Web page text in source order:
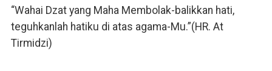
“Wahai Dzat yang Maha Membolak-balikkan hati,
teguhkanlah hatiku di atas agama-Mu.”(HR. At
Tirmidzi)